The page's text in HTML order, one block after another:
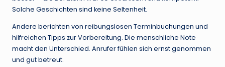
Solche Geschichten sind keine Seltenheit.
Andere berichten von reibungslosen Terminbuchungen und
hilfreichen Tipps zur Vorbereitung. Die menschliche Note
macht den Unterschied. Anrufer fühlen sich ernst genommen
und gut betreut.